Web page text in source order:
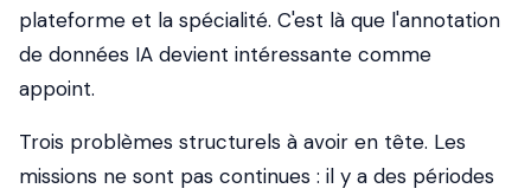
plateforme et la spécialité. C'est là que l'annotation
de données IA devient intéressante comme
appoint.
Trois problèmes structurels à avoir en tête. Les
missions ne sont pas continues : il y a des périodes